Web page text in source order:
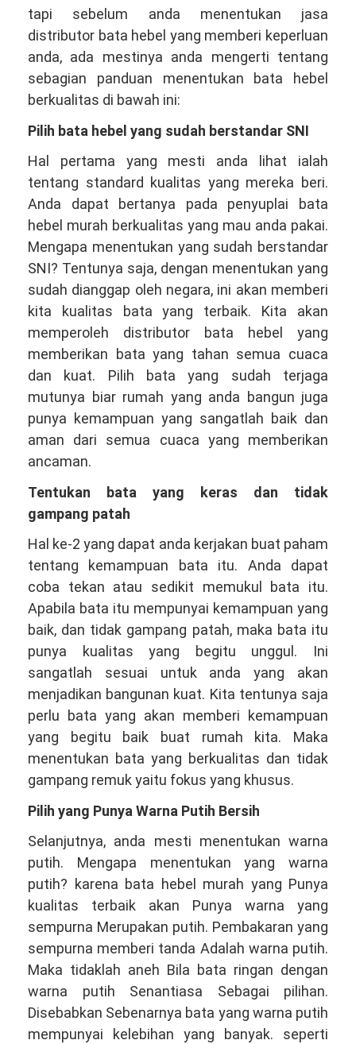
tapi sebelum anda menentukan jasa
distributor bata hebel yang memberi keperluan
anda, ada mestinya anda mengerti tentang
sebagian panduan menentukan bata hebel
berkualitas di bawah ini:
Pilih bata hebel yang sudah berstandar SNI
Hal pertama yang mesti anda lihat ialah
tentang standard kualitas yang mereka beri.
Anda dapat bertanya pada penyuplai bata
hebel murah berkualitas yang mau anda pakai.
Mengapa menentukan yang sudah berstandar
SNI? Tentunya saja, dengan menentukan yang
sudah dianggap oleh negara, ini akan memberi
kita kualitas bata yang terbaik. Kita akan
memperoleh distributor bata hebel yang
memberikan bata yang tahan semua cuaca
dan kuat. Pilih bata yang sudah terjaga
mutunya biar rumah yang anda bangun juga
punya kemampuan yang sangatlah baik dan
aman dari semua cuaca yang memberikan
ancaman.
Tentukan bata yang keras dan tidak
gampang patah
Hal ke-2 yang dapat anda kerjakan buat paham
tentang kemampuan bata itu. Anda dapat
coba tekan atau sedikit memukul bata itu.
Apabila bata itu mempunyai kemampuan yang
baik, dan tidak gampang patah, maka bata itu
punya kualitas yang begitu unggul. Ini
sangatlah sesuai untuk anda yang akan
menjadikan bangunan kuat. Kita tentunya saja
perlu bata yang akan memberi kemampuan
yang begitu baik buat rumah kita. Maka
menentukan bata yang berkualitas dan tidak
gampang remuk yaitu fokus yang khusus.
Pilih yang Punya Warna Putih Bersih
Selanjutnya, anda mesti menentukan warna
putih. Mengapa menentukan yang warna
putih? karena bata hebel murah yang Punya
kualitas terbaik akan Punya warna yang
sempurna Merupakan putih. Pembakaran yang
sempurna memberi tanda Adalah warna putih.
Maka tidaklah aneh Bila bata ringan dengan
warna putih Senantiasa Sebagai pilihan.
Disebabkan Sebenarnya bata yang warna putih
mempunyai kelebihan yang banyak. seperti